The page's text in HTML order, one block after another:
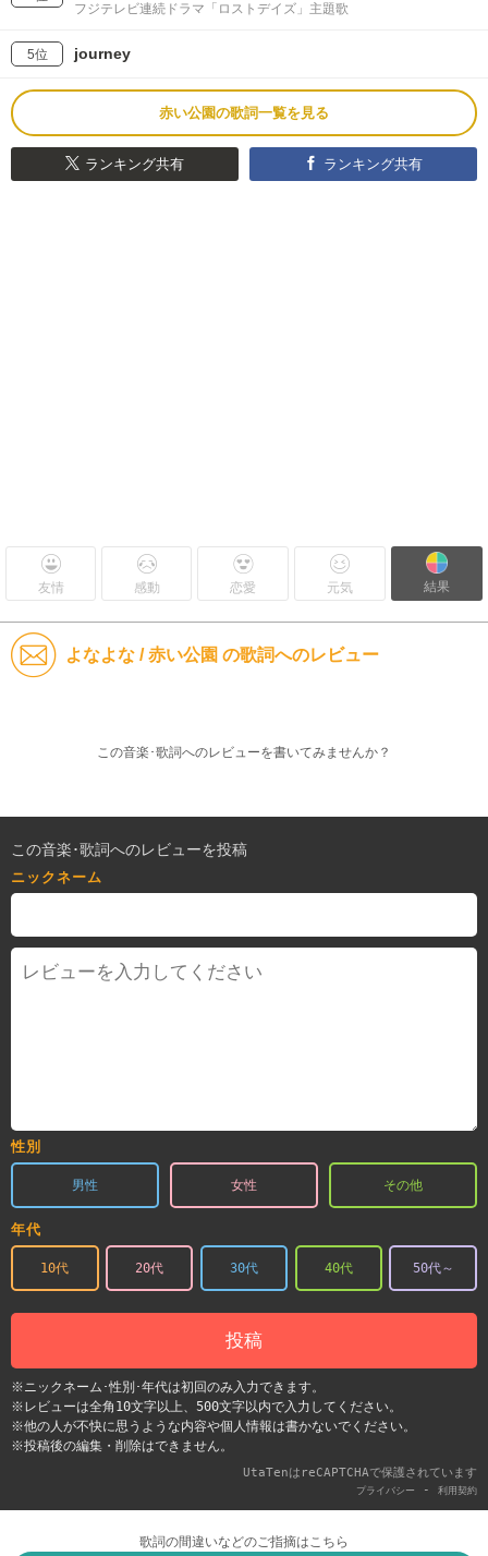
フジテレビ連続ドラマ「ロストデイズ」主題歌
5位 journey
赤い公園の歌詞一覧を見る
ランキング共有 ランキング共有
友情 感動 恋愛 元気 結果
よなよな / 赤い公園 の歌詞へのレビュー
この音楽･歌詞へのレビューを書いてみませんか？
この音楽･歌詞へのレビューを投稿
ニックネーム
性別
男性 女性 その他
年代
10代 20代 30代 40代 50代～
投稿
※ニックネーム･性別･年代は初回のみ入力できます。
※レビューは全角10文字以上、500文字以内で入力してください。
※他の人が不快に思うような内容や個人情報は書かないでください。
※投稿後の編集・削除はできません。
UtaTenはreCAPTCHAで保護されています
プライバシー - 利用契約
歌詞の間違いなどのご指摘はこちら